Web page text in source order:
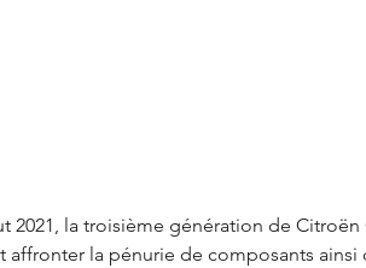
Jumper Citroën Jumpy
2021, la troisième génération de
affronter la pénurie de composants